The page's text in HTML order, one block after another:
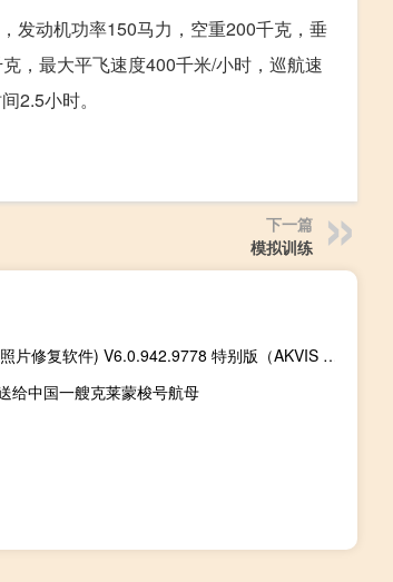
发动机功率150马力，空重200千克，垂
，最大平飞速度400千米/小时，巡航速
2.5小时。
下一篇
模拟训练
AKVIS Retoucher(老旧照片修复软件) V6.0.942.9778 特别版（AKVIS Retoucher(老旧照片修复软件) V6.0.942.9778 特别版功能简介）
给中国一艘克莱蒙梭号航母